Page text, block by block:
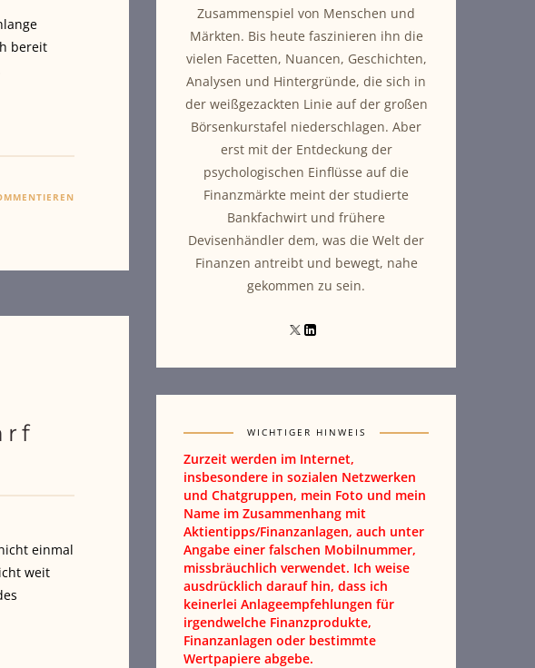
bereit
einmal
weit
Zusammenspiel von Menschen und
Märkten. Bis heute faszinieren ihn die
vielen Facetten, Nuancen, Geschichten,
Analysen und Hintergründe, die sich in
der weißgezackten Linie auf der großen
Börsenkurstafel niederschlagen. Aber
erst mit der Entdeckung der
psychologischen Einflüsse auf die
Finanzmärkte meint der studierte
Bankfachwirt und frühere
Devisenhändler dem, was die Welt der
Finanzen antreibt und bewegt, nahe
gekommen zu sein.
WICHTIGER HINWEIS
Zurzeit werden im Internet,
insbesondere in sozialen Netzwerken
und Chatgruppen, mein Foto und mein
Name im Zusammenhang mit
Aktientipps/Finanzanlagen, auch unter
Angabe einer falschen Mobilnummer,
missbräuchlich verwendet. Ich weise
ausdrücklich darauf hin, dass ich
keinerlei Anlageempfehlungen für
irgendwelche Finanzprodukte,
Finanzanlagen oder bestimmte
Wertpapiere abgebe.